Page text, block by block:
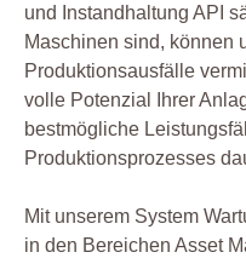
und Instandhaltung API
Maschinen sind, können
Produktionsausfälle
volle Potenzial Ihrer
bestmögliche
Produktionsprozesses
Mit unserem System
in den Bereichen Asset